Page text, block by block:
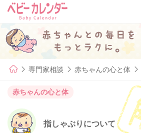
専門家相談 赤ちゃんの心と体
赤ちゃんの心と体
指しゃぶりについて